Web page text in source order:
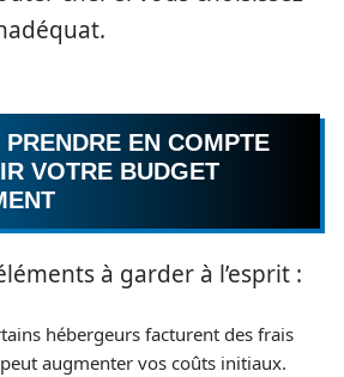
EN COMPTE
VOTRE BUDGET
à garder à l’esprit :
hébergeurs facturent des frais
augmenter vos coûts initiaux.